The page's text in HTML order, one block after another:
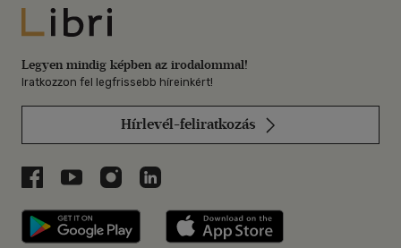
Libri
Legyen mindig képben az irodalommal!
Iratkozzon fel legfrissebb híreinkért!
Hírlevél-feliratkozás
Libri a Facebookon
Libri a Youtube-on
Libri az Instagramon
Libri a LinkedInen
Libri applikáció Szerezd meg: Google